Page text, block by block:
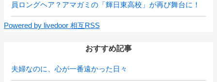
員ロングヘア？アマガミの「輝日東高校」が再び舞台に！
Powered by livedoor 相互RSS
おすすめ記事
夫婦なのに、心が一番遠かった日々